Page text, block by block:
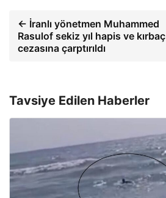
← İranlı yönetmen Muhammed
Rasulof sekiz yıl hapis ve kırbaç
cezasına çarptırıldı
Tavsiye Edilen Haberler